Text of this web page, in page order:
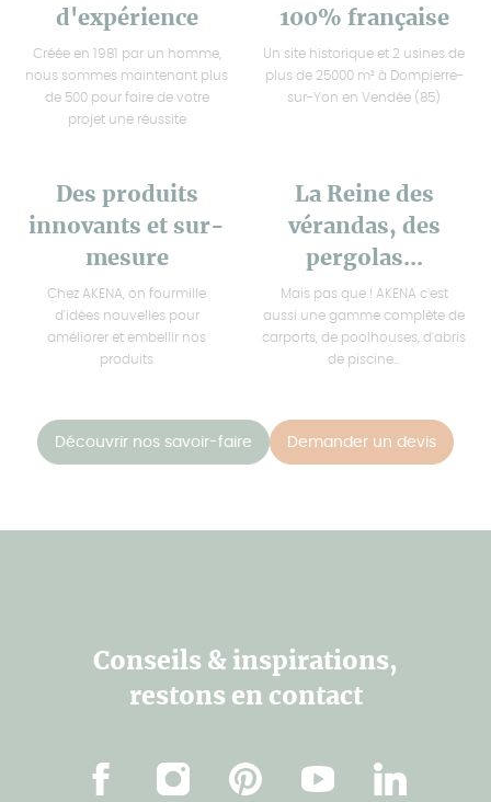
d'expérience
Créée en 1981 par un homme,
nous sommes maintenant plus
de 500 pour faire de votre
projet une réussite
100% française
Un site historique et 2 usines de
plus de 25000 m² à Dompierre-
sur-Yon en Vendée (85)
Des produits
innovants et sur-
mesure
Chez AKENA, on fourmille
d'idées nouvelles pour
améliorer et embellir nos
produits
La Reine des
vérandas, des
pergolas...
Mais pas que ! AKENA c'est
aussi une gamme complète de
carports, de poolhouses, d'abris
de piscine...
Découvrir nos savoir-faire Demander un devis
Conseils & inspirations,
restons en contact
FacebookInstagramPinterestYoutubeLinkedin